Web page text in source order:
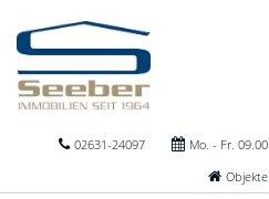
02631-24097 Mo. - Fr.